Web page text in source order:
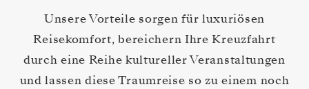
Unsere Vorteile sorgen für luxuriösen
Reisekomfort, bereichern Ihre Kreuzfahrt
durch eine Reihe kultureller Veranstaltungen
und lassen diese Traumreise so zu einem noch